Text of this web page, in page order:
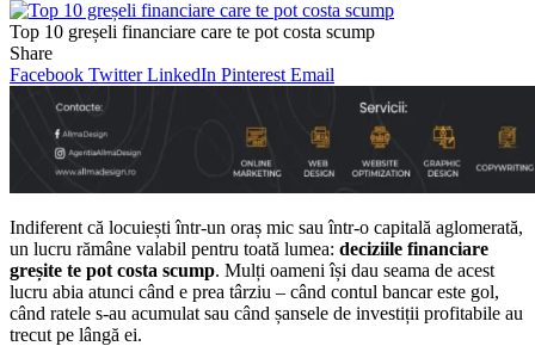
Top 10 greșeli financiare care te pot costa scump
Share
Facebook Twitter LinkedIn Pinterest Email
Indiferent că locuiești într-un oraș mic sau într-o capitală aglomerată,
un lucru rămâne valabil pentru toată lumea: deciziile financiare
greșite te pot costa scump. Mulți oameni își dau seama de acest
lucru abia atunci când e prea târziu – când contul bancar este gol,
când ratele s-au acumulat sau când șansele de investiții profitabile au
trecut pe lângă ei.